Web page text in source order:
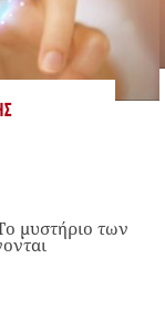
μυστήριο των